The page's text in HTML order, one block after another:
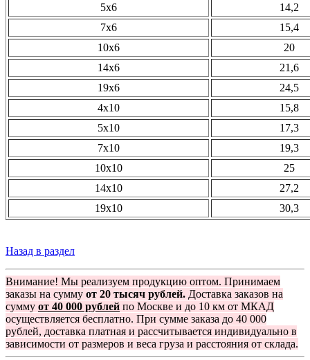
5х6
14,2
7х6
15,4
10х6
20
14х6
21,6
19х6
24,5
4х10
15,8
5х10
17,3
7х10
19,3
10х10
25
14х10
27,2
19х10
30,3
Назад в раздел
Внимание! Мы реализуем продукцию оптом. Принимаем
заказы на сумму от 20 тысяч рублей. Доставка заказов на
сумму от 40 000 рублей по Москве и до 10 км от МКАД
осуществляется бесплатно. При сумме заказа до 40 000
рублей, доставка платная и рассчитывается индивидуально в
зависимости от размеров и веса груза и расстояния от склада.